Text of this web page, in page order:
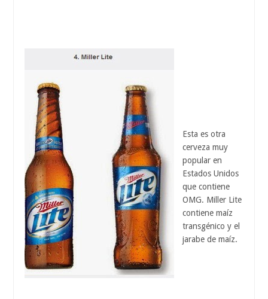
Esta es otra
cerveza muy
popular en
Estados Unidos
que contiene
OMG. Miller Lite
contiene maíz
transgénico y el
jarabe de maíz.